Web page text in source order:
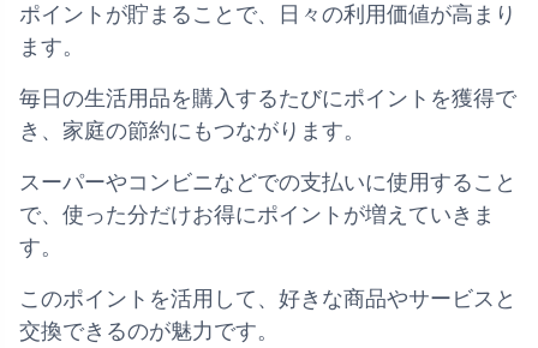
ポイントが貯まることで、日々の利用価値が高まり
ます。
毎日の生活用品を購入するたびにポイントを獲得で
き、家庭の節約にもつながります。
スーパーやコンビニなどでの支払いに使用すること
で、使った分だけお得にポイントが増えていきま
す。
このポイントを活用して、好きな商品やサービスと
交換できるのが魅力です。